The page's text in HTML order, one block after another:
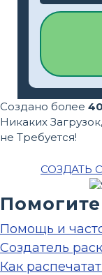
Создано более
Никаких
не Требуется!
СОЗДАТЬ
Помогите
Помощь и
Создатель
Как